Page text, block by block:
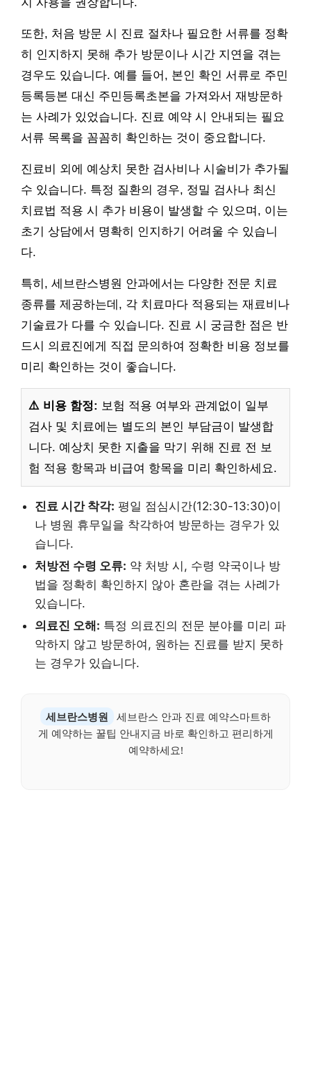
또한, 처음 방문 시 진료 절차나 필요한 서류를 정확
히 인지하지 못해 추가 방문이나 시간 지연을 겪는
경우도 있습니다. 예를 들어, 본인 확인 서류로 주민
등록등본 대신 주민등록초본을 가져와서 재방문하
는 사례가 있었습니다. 진료 예약 시 안내되는 필요
서류 목록을 꼼꼼히 확인하는 것이 중요합니다.
진료비 외에 예상치 못한 검사비나 시술비가 추가될
수 있습니다. 특정 질환의 경우, 정밀 검사나 최신
치료법 적용 시 추가 비용이 발생할 수 있으며, 이는
초기 상담에서 명확히 인지하기 어려울 수 있습니
다.
특히, 세브란스병원 안과에서는 다양한 전문 치료
종류를 제공하는데, 각 치료마다 적용되는 재료비나
기술료가 다를 수 있습니다. 진료 시 궁금한 점은 반
드시 의료진에게 직접 문의하여 정확한 비용 정보를
미리 확인하는 것이 좋습니다.
⚠️ 비용 함정: 보험 적용 여부와 관계없이 일부
검사 및 치료에는 별도의 본인 부담금이 발생합
니다. 예상치 못한 지출을 막기 위해 진료 전 보
험 적용 항목과 비급여 항목을 미리 확인하세요.
진료 시간 착각: 평일 점심시간(12:30-13:30)이
나 병원 휴무일을 착각하여 방문하는 경우가 있
습니다.
처방전 수령 오류: 약 처방 시, 수령 약국이나 방
법을 정확히 확인하지 않아 혼란을 겪는 사례가
있습니다.
의료진 오해: 특정 의료진의 전문 분야를 미리 파
악하지 않고 방문하여, 원하는 진료를 받지 못하
는 경우가 있습니다.
세브란스병원
세브란스 안과 진료 예약스마트하
게 예약하는 꿀팁 안내지금 바로 확인하고 편리하게
예약하세요!